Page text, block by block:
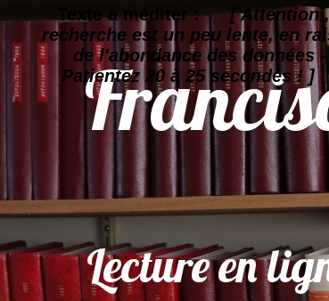
Texte à méditer :
[ Attention
recherche est un peu lente, en
de l'abondance des données -
Patientez 20 à 25 secondes ! ]